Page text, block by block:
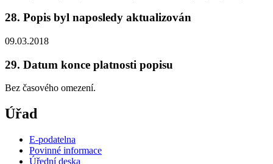
28. Popis byl naposledy aktualizován
09.03.2018
29. Datum konce platnosti popisu
Bez časového omezení.
Úřad
E-podatelna
Povinné informace
Úřední deska